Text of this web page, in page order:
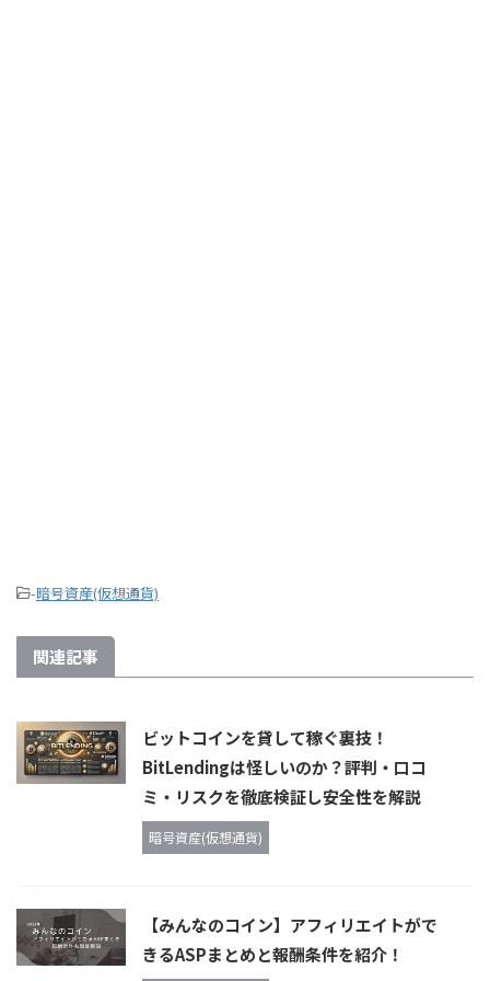
-暗号資産(仮想通貨)
関連記事
ビットコインを貸して稼ぐ裏技！
BitLendingは怪しいのか？評判・口コ
ミ・リスクを徹底検証し安全性を解説
暗号資産(仮想通貨)
【みんなのコイン】アフィリエイトがで
きるASPまとめと報酬条件を紹介！